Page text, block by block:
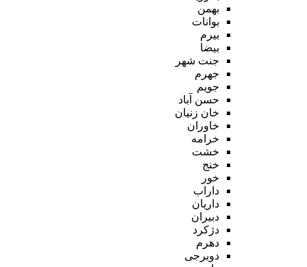
بهمن
بوانات
بیرم
بیضا
جنت شهر
جهرم
جویم
حسن آباد
خان زنیان
خاوران
خرامه
خشت
خنج
خور
داراب
داریان
دبیران
دژکرد
دهرم
دوبرجی